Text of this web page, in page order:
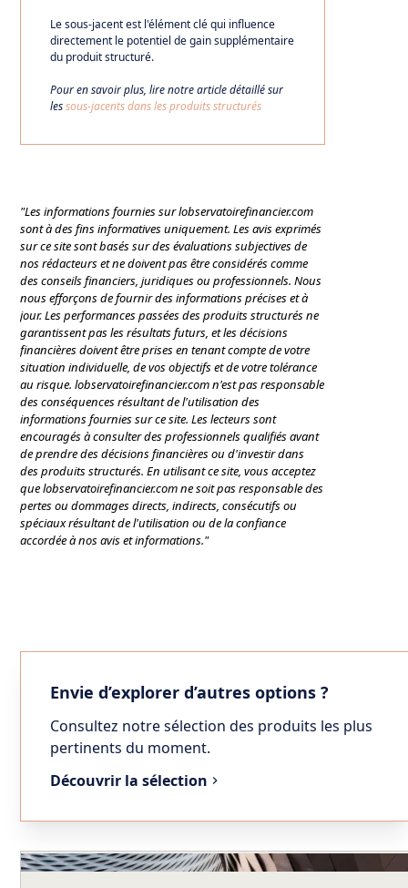
Le sous-jacent est l'élément clé qui influence
directement le potentiel de gain supplémentaire
du produit structuré.
Pour en savoir plus, lire notre article détaillé sur
lessous-jacents dans les produits structurés
"Les informations fournies sur lobservatoirefinancier.com
sont à des fins informatives uniquement. Les avis exprimés
sur ce site sont basés sur des évaluations subjectives de
nos rédacteurs et ne doivent pas être considérés comme
des conseils financiers, juridiques ou professionnels. Nous
nous efforçons de fournir des informations précises et à
jour. Les performances passées des produits structurés ne
garantissent pas les résultats futurs, et les décisions
financières doivent être prises en tenant compte de votre
situation individuelle, de vos objectifs et de votre tolérance
au risque. lobservatoirefinancier.com n'est pas responsable
des conséquences résultant de l'utilisation des
informations fournies sur ce site. Les lecteurs sont
encouragés à consulter des professionnels qualifiés avant
de prendre des décisions financières ou d'investir dans
des produits structurés. En utilisant ce site, vous acceptez
que lobservatoirefinancier.com ne soit pas responsable des
pertes ou dommages directs, indirects, consécutifs ou
spéciaux résultant de l'utilisation ou de la confiance
accordée à nos avis et informations."
Envie d’explorer d’autres options ?
Consultez notre sélection des produits les plus
pertinents du moment.
Découvrir la sélection